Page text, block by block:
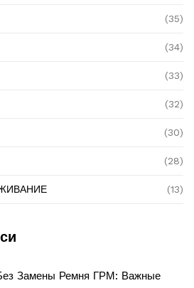
(35)
(34)
(33)
(32)
(30)
(28)
(13)
Замены Ремня ГРМ: Важные